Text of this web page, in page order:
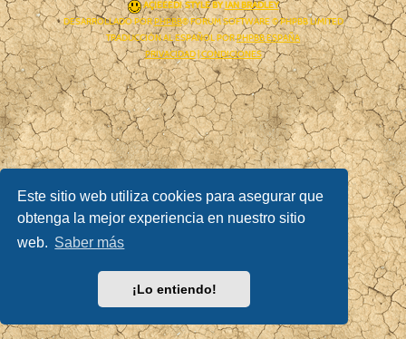
Este sitio web utiliza cookies para asegurar que
obtenga la mejor experiencia en nuestro sitio
web. Saber más
¡Lo entiendo!
AÇIEEED! STYLE BY IAN BRADLEY
DESARROLLADO PORPHPBB® FORUM SOFTWARE © PHPBB LIMITED
TRADUCCIÓN AL ESPAÑOL PORPHPBB ESPAÑA
PRIVACIDAD|CONDICIONES